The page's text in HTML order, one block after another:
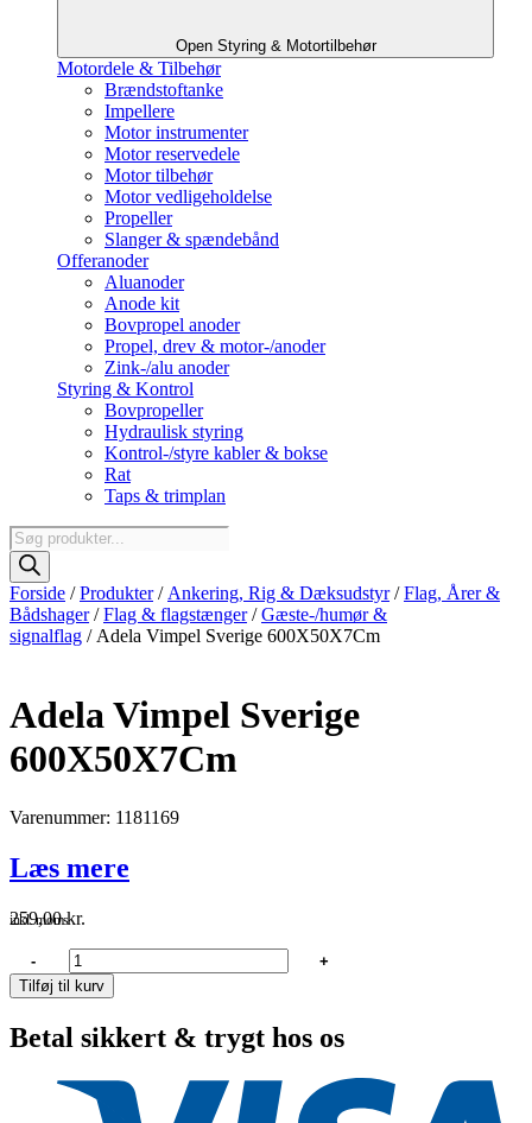
Open Styring & Motortilbehør
Motordele & Tilbehør
Brændstoftanke
Impellere
Motor instrumenter
Motor reservedele
Motor tilbehør
Motor vedligeholdelse
Propeller
Slanger & spændebånd
Offeranoder
Aluanoder
Anode kit
Bovpropel anoder
Propel, drev & motor-/anoder
Zink-/alu anoder
Styring & Kontrol
Bovpropeller
Hydraulisk styring
Kontrol-/styre kabler & bokse
Rat
Taps & trimplan
Products
search
Forside /Produkter/ Ankering, Rig & Dæksudstyr/Flag, Årer &
Bådshager/Flag & flagstænger/Gæste-/humør &
signalflag / Adela Vimpel Sverige 600X50X7Cm
Adela Vimpel Sverige
600X50X7Cm
Varenummer: 1181169
Læs mere
259,00kr.
inkl. moms
Adela
Vimpel
Sverige
antal
-
+
Tilføj til kurv
Betal sikkert & trygt hos os